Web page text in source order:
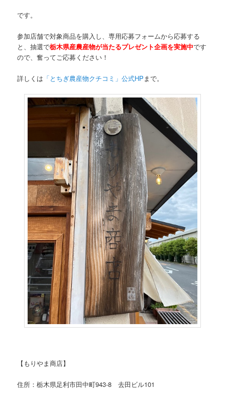
です。
参加店舗で対象商品を購入し、専用応募フォームから応募する
と、抽選で栃木県産農産物が当たるプレゼント企画を実施中です
ので、奮ってご応募ください！
詳しくは 「とちぎ農産物クチコミ」公式HPまで。
【もりやま商店】
住所：栃木県足利市田中町943-8 去田ビル101